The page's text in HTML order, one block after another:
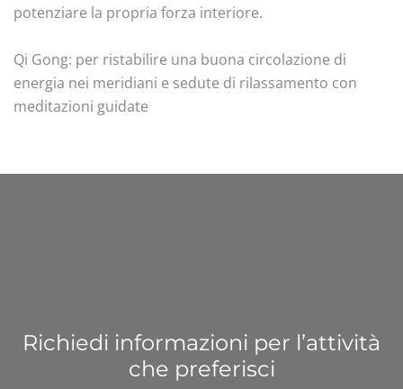
potenziare la propria forza interiore.
Qi Gong: per ristabilire una buona circolazione di
energia nei meridiani e sedute di rilassamento con
meditazioni guidate
Richiedi informazioni per l’attività
che preferisci